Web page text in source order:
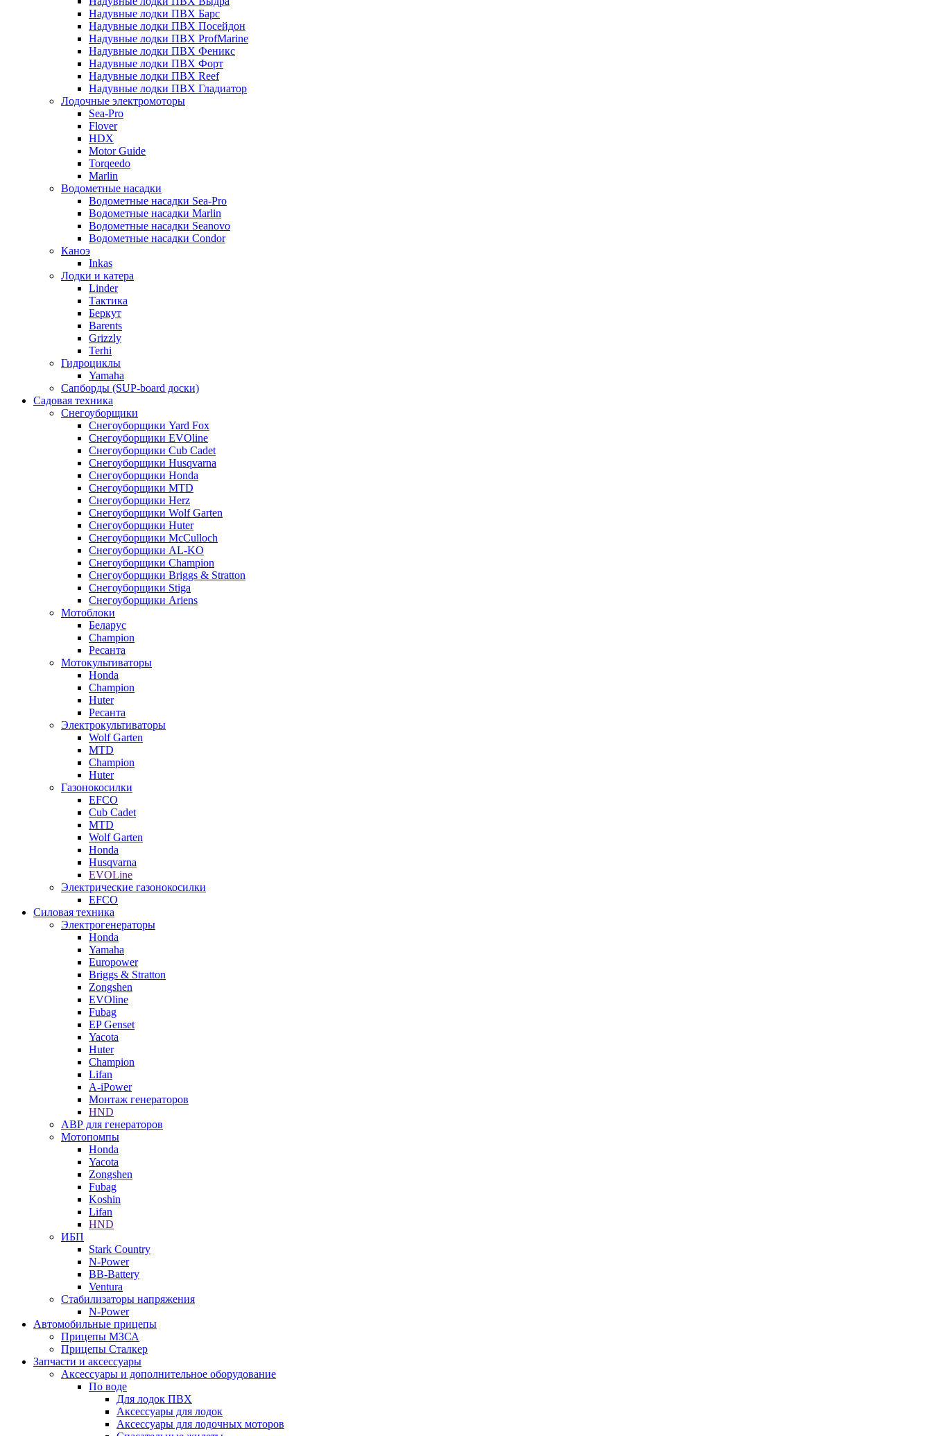
Надувные лодки ПВХ Барс
Надувные лодки ПВХ Посейдон
Надувные лодки ПВХ ProfMarine
Надувные лодки ПВХ Феникс
Надувные лодки ПВХ Форт
Надувные лодки ПВХ Reef
Надувные лодки ПВХ Гладиатор
Лодочные электромоторы
Sea-Pro
Flover
HDX
Motor Guide
Torqeedo
Marlin
Водометные насадки
Водометные насадки Sea-Pro
Водометные насадки Marlin
Водометные насадки Seanovo
Водометные насадки Condor
Каноэ
Inkas
Лодки и катера
Linder
Тактика
Беркут
Barents
Grizzly
Terhi
Гидроциклы
Yamaha
Сапборды (SUP-board доски)
Садовая техника
Снегоуборщики
Снегоуборщики Yard Fox
Снегоуборщики EVOline
Снегоуборщики Cub Cadet
Снегоуборщики Husqvarna
Снегоуборщики Honda
Снегоуборщики MTD
Снегоуборщики Herz
Снегоуборщики Wolf Garten
Снегоуборщики Huter
Снегоуборщики McCulloch
Снегоуборщики AL-KO
Снегоуборщики Champion
Снегоуборщики Briggs & Stratton
Снегоуборщики Stiga
Снегоуборщики Ariens
Мотоблоки
Беларус
Champion
Ресанта
Мотокультиваторы
Honda
Champion
Huter
Ресанта
Электрокультиваторы
Wolf Garten
MTD
Champion
Huter
Газонокосилки
EFCO
Cub Cadet
MTD
Wolf Garten
Honda
Husqvarna
EVOLine
Электрические газонокосилки
EFCO
Силовая техника
Электрогенераторы
Honda
Yamaha
Europower
Briggs & Stratton
Zongshen
EVOline
Fubag
EP Genset
Yacota
Huter
Champion
Lifan
A-iPower
Монтаж генераторов
HND
АВР для генераторов
Мотопомпы
Honda
Yacota
Zongshen
Fubag
Koshin
Lifan
HND
ИБП
Stark Country
N-Power
BB-Battery
Ventura
Стабилизаторы напряжения
N-Power
Автомобильные прицепы
Прицепы МЗСА
Прицепы Сталкер
Запчасти и аксессуары
Аксессуары и дополнительное оборудование
По воде
Для лодок ПВХ
Аксессуары для лодок
Аксессуары для лодочных моторов